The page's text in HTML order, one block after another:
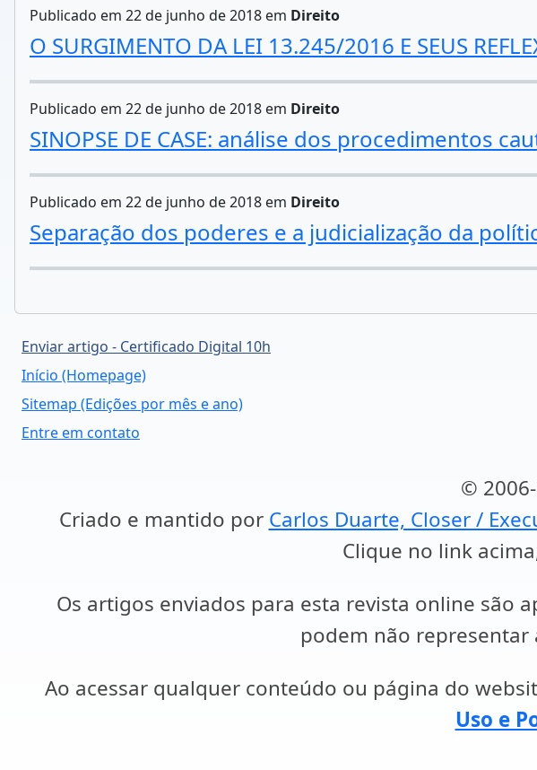
Publicado em 22 de junho de 2018 em Direito
O SURGIMENTO DA LEI 13.245/2016 E SEUS
Publicado em 22 de junho de 2018 em Direito
SINOPSE DE CASE: análise dos procedimentos
Publicado em 22 de junho de 2018 em Direito
Separação dos poderes e a judicialização da
Enviar artigo - Certificado Digital 10h
Início (Homepage)
Sitemap (Edições por mês e ano)
Entre em contato
©
Criado e mantido por Carlos Duarte, Closer /
Clique no link
Os artigos enviados para esta revista online são
podem não
Ao acessar qualquer conteúdo ou página do
Uso e